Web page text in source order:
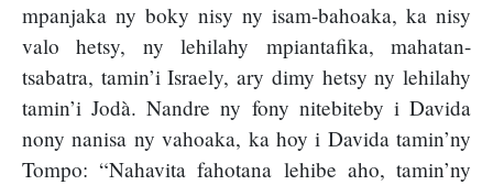
mpanjaka ny boky nisy ny isam-bahoaka, ka nisy
valo hetsy, ny lehilahy mpiantafika, mahatan-
tsabatra, tamin’i Israely, ary dimy hetsy ny lehilahy
tamin’i Jodà. Nandre ny fony nitebiteby i Davida
nony nanisa ny vahoaka, ka hoy i Davida tamin’ny
Tompo: “Nahavita fahotana lehibe aho, tamin’ny